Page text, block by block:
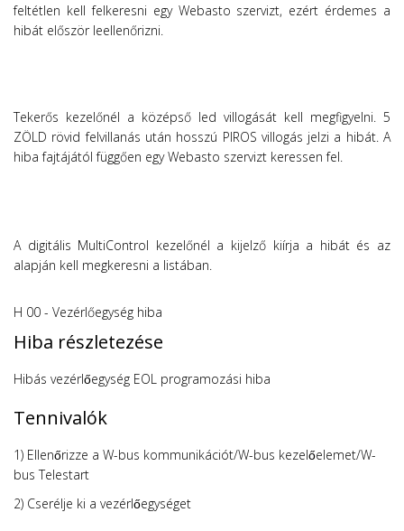
feltétlen kell felkeresni egy Webasto szervizt, ezért érdemes a
hibát először leellenőrizni.
Tekerős kezelőnél a középső led villogását kell megfigyelni. 5
ZÖLD rövid felvillanás után hosszú PIROS villogás jelzi a hibát. A
hiba fajtájától függően egy Webasto szervizt keressen fel.
A digitális MultiControl kezelőnél a kijelző kiírja a hibát és az
alapján kell megkeresni a listában.
H 00 - Vezérlőegység hiba
Hiba részletezése
Hibás vezérlőegység EOL programozási hiba
Tennivalók
1) Ellenőrizze a W-bus kommunikációt/W-bus kezelőelemet/W-
bus Telestart
2) Cserélje ki a vezérlőegységet